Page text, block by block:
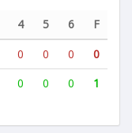
4 5 6
F
0 0 0
0
0 0 0 1